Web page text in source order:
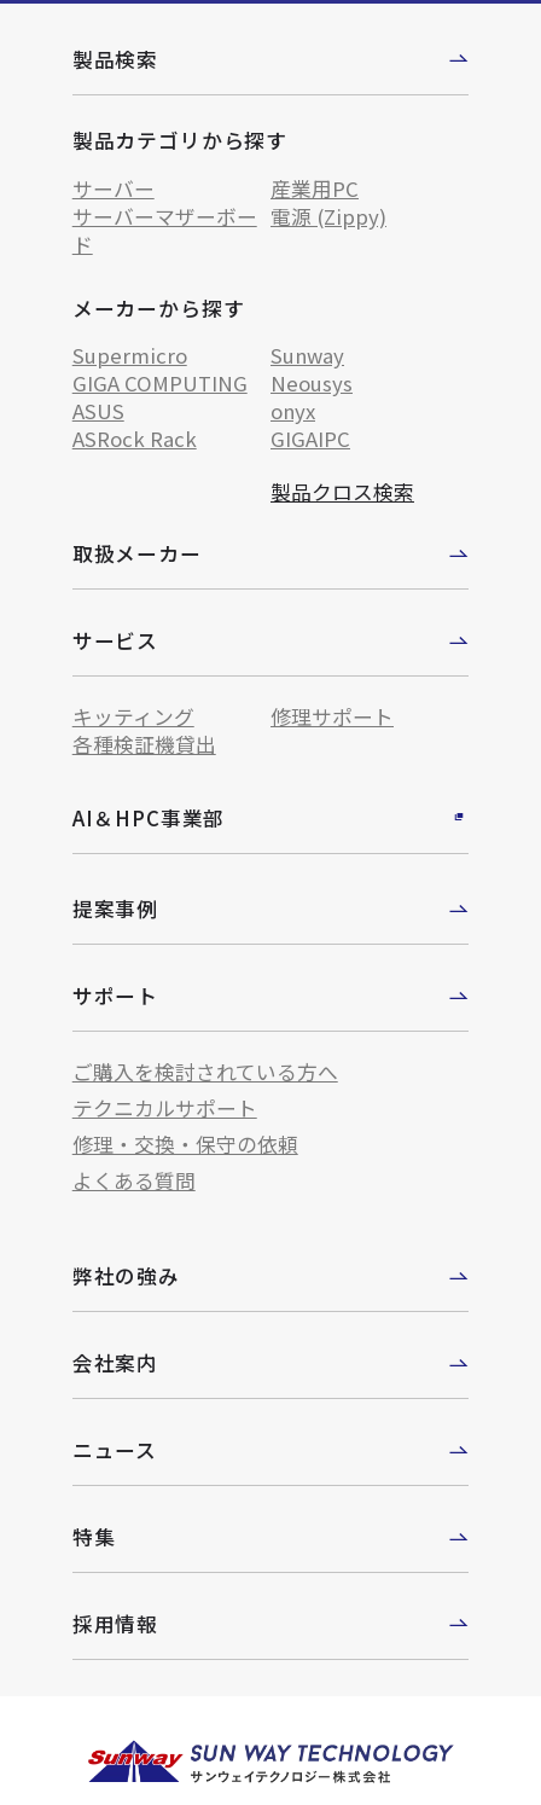
製品検索
製品カテゴリから探す
サーバー
産業用PC
サーバーマザーボー
ド
電源 (Zippy)
メーカーから探す
Supermicro
Sunway
GIGA COMPUTING
Neousys
ASUS
onyx
ASRock Rack
GIGAIPC
製品クロス検索
取扱メーカー
サービス
キッティング
修理サポート
各種検証機貸出
AI＆HPC事業部
提案事例
サポート
ご購入を検討されている方へ
テクニカルサポート
修理・交換・保守の依頼
よくある質問
弊社の強み
会社案内
ニュース
特集
採用情報